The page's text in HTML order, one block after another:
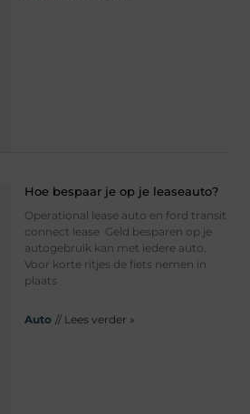
Hoe bespaar je op je leaseauto?
Operational lease auto en ford transit
connect lease Geld besparen op je
autogebruik kan met iedere auto.
Voor korte ritjes de fiets nemen in
plaats
Auto // Lees verder »